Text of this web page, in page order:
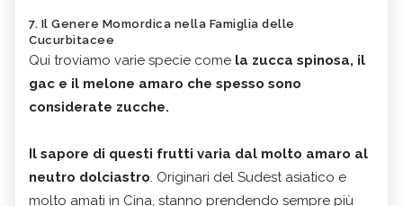
7. Il Genere Momordica nella Famiglia delle
Cucurbitacee
Qui troviamo varie specie come la zucca spinosa, il
gac e il melone amaro che spesso sono
considerate zucche.
Il sapore di questi frutti varia dal molto amaro al
neutro dolciastro. Originari del Sudest asiatico e
molto amati in Cina, stanno prendendo sempre più